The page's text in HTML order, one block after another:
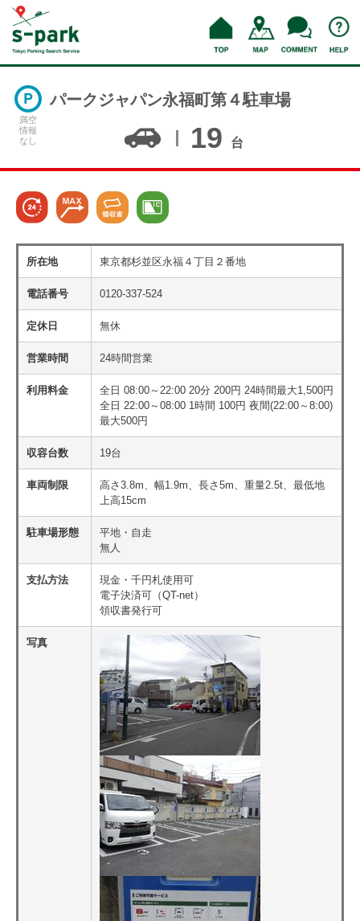
満空
情報
なし
パークジャパン永福町第４駐車場
19 台
所在地 東京都杉並区永福４丁目２番地
電話番号 0120-337-524
定休日 無休
営業時間 24時間営業
利用料金
全日 08:00～22:00 20分 200円 24時間最大1,500円
全日 22:00～08:00 1時間 100円 夜間(22:00～8:00)
最大500円
収容台数 19台
車両制限
高さ3.8m、幅1.9m、長さ5m、重量2.5t、最低地
上高15cm
駐車場形態
平地・自走
無人
支払方法
現金・千円札使用可
電子決済可（QT-net）
領収書発行可
写真